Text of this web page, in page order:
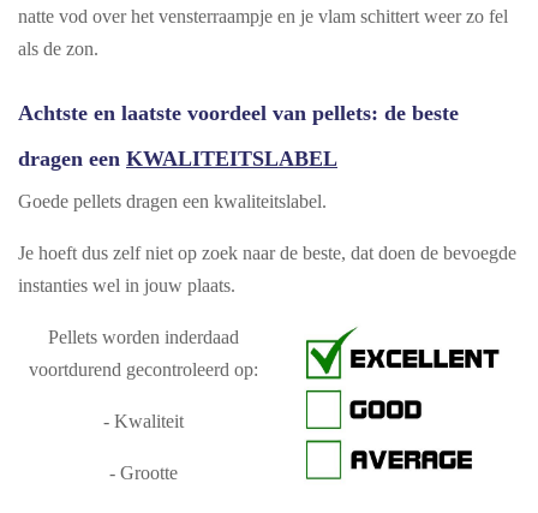
natte vod over het vensterraampje en je vlam schittert weer zo fel
als de zon.
Achtste en laatste voordeel van pellets: de beste
dragen een KWALITEITSLABEL
Goede pellets dragen een kwaliteitslabel.
Je hoeft dus zelf niet op zoek naar de beste, dat doen de bevoegde
instanties wel in jouw plaats.
Pellets worden inderdaad
voortdurend gecontroleerd op:
- Kwaliteit
- Grootte